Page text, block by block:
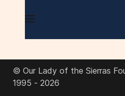
© Our Lady of the Sierras
1995 - 2026